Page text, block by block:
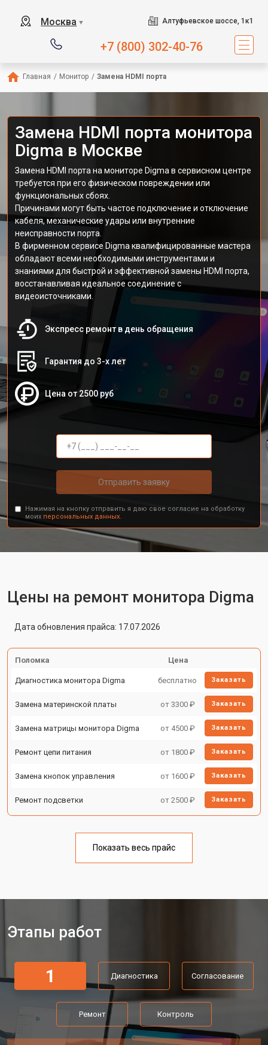
Москва ▼ Алтуфьевское шоссе, 1к1
+7 (800) 302-40-76
Главная / Монитор / Замена HDMI порта
Замена HDMI порта монитора
Digma в Москве
Замена HDMI порта на мониторе Digma в сервисном центре
требуется при его физическом повреждении или
функциональных сбоях.
Причинами могут быть частое подключение и отключение
кабеля, механические удары или внутренние
неисправности порта.
В фирменном сервисе Digma квалифицированные мастера
обладают всеми необходимыми инструментами и
знаниями для быстрой и эффективной замены HDMI порта,
восстанавливая идеальное соединение с
видеоисточниками.
Экспресс ремонт в день обращения
Гарантия до 3-х лет
Цена от 2500 руб
Отправить заявку
Нажимая на кнопку отправить я даю свое согласие на обработку
моих персональных данных.
Цены на ремонт монитора Digma
Дата обновления прайса: 17.07.2026
Поломка Цена
Диагностика монитора Digma бесплатно Заказать
Замена материнской платы от 3300 ₽ Заказать
Замена матрицы монитора Digma от 4500 ₽ Заказать
Ремонт цепи питания от 1800 ₽ Заказать
Замена кнопок управления от 1600 ₽ Заказать
Ремонт подсветки от 2500 ₽ Заказать
Показать весь прайс
Этапы работ
1 Диагностика Согласование
Ремонт Контроль